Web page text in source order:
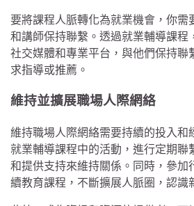
要將課程人脈轉化為就業機會，你需
和講師保持聯繫。透過就業輔導課程
社交媒體和專業平台，與他們保持聯
求指導或推薦。
維持並擴展職場人際網絡
維持職場人際網絡需要持續的投入和
就業輔導課程中的活動，進行定期聯
和提供支持來維持關係。同時，參加
續教育課程，不斷擴展人脈圈，認識